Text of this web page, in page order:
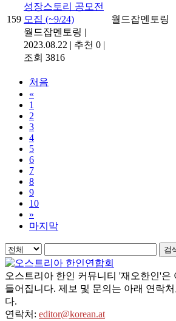
159
성장스토리 공모전
모집 (~9/24)
월드잡멘토링 |
2023.08.22 | 추천 0 |
조회 3816
월드잡멘토링
처음
«
1
2
3
4
5
6
7
8
9
10
»
마지막
검
오스트리아 한인 커뮤니티 '재오한인'은
들어집니다. 제보 및 문의는 아래 연락
다.
연락처: editor@korean.at